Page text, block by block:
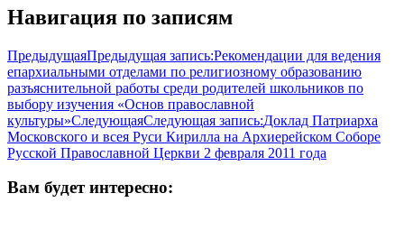
Навигация по записям
ПредыдущаяПредыдущая запись:Рекомендации для ведения
епархиальными отделами по религиозному образованию
разъяснительной работы среди родителей школьников по
выбору изучения «Основ православной
культуры»СледующаяСледующая запись:Доклад Патриарха
Московского и всея Руси Кирилла на Архиерейском Соборе
Русской Православной Церкви 2 февраля 2011 года
Вам будет интересно: